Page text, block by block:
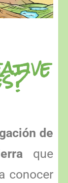
de
que
conocer